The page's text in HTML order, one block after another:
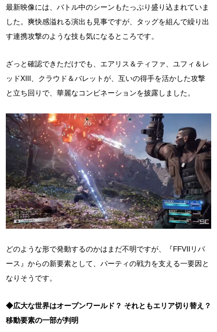
最新映像には、バトル中のシーンもたっぷり盛り込まれていま
した。爽快感溢れる演出も見事ですが、タッグを組んで繰り出
す連携攻撃のような技も気になるところです。
ざっと確認できただけでも、エアリス＆ティファ、ユフィ＆レ
ッドXIII、クラウド＆バレットが、互いの得手を活かした攻撃
と立ち回りで、華麗なコンビネーションを披露しました。
どのような形で発動するのかはまだ不明ですが、『FFVIIリバ
ース』からの新要素として、パーティの戦力を支える一要因と
なりそうです。
◆広大な世界はオープンワールド？ それともエリア切り替え？
移動要素の一部が判明